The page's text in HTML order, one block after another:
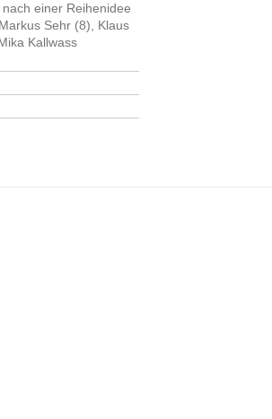
einer Reihenidee
Sehr (8), Klaus
Kallwass